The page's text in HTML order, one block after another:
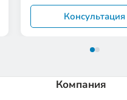
Консультация
Компания